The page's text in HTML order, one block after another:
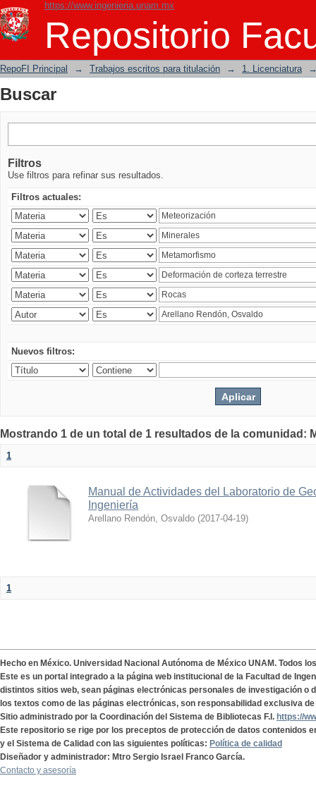
https://www.ingenieria.unam.mx
Repositorio
Buscar
RepoFI Principal → Trabajos escritos para titulación → 1. Licenciatura
Buscar
Filtros
Use filtros para refinar sus resultados.
Filtros actuales:
Nuevos filtros:
Mostrando 1 de un total de 1 resultados de la comunidad:
1
Manual de Actividades del Laboratorio de
Ingeniería
Arellano Rendón, Osvaldo (2017-04-19)
1
Hecho en México. Universidad Nacional Autónoma de México UNAM. Todos
Este es un portal integrado a la página web institucional de la Facultad de
distintos sitios web, sean páginas electrónicas personales de investigación o
los textos como de las páginas electrónicas, son responsabilidad exclusiva
Sitio administrado por la Coordinación del Sistema de Bibliotecas F.I. https://
Este repositorio se rige por los preceptos de protección de datos contenidos
y el Sistema de Calidad con las siguientes políticas: Política de calidad
Diseñador y administrador: Mtro Sergio Israel Franco García.
Contacto y asesoría